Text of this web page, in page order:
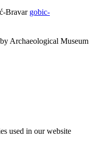
Bravar gobic-
Archaeological Museum